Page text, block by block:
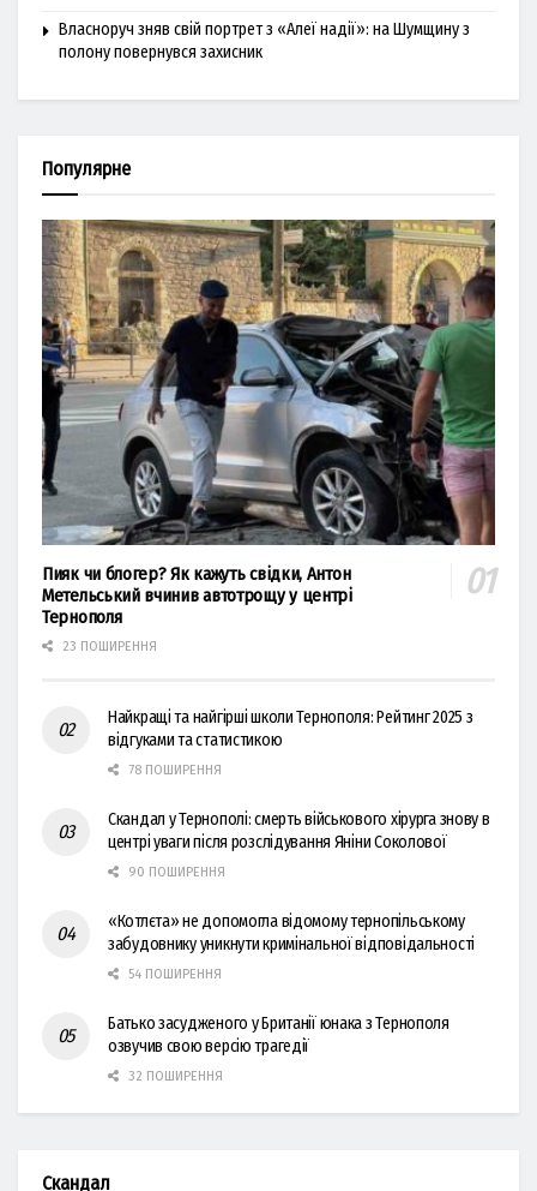
Власноруч зняв свій портрет з «Алеї надії»: на Шумщину з
полону повернувся захисник
Популярне
Пияк чи блогер? Як кажуть свідки, Антон
Метельський вчинив автотрощу у центрі
Тернополя
23 ПОШИРЕННЯ
Найкращі та найгірші школи Тернополя: Рейтинг 2025 з
відгуками та статистикою
78 ПОШИРЕННЯ
Скандал у Тернополі: смерть військового хірурга знову в
центрі уваги після розслідування Яніни Соколової
90 ПОШИРЕННЯ
«Котлєта» не допомогла відомому тернопільському
забудовнику уникнути кримінальної відповідальності
54 ПОШИРЕННЯ
Батько засудженого у Британії юнака з Тернополя
озвучив свою версію трагедії
32 ПОШИРЕННЯ
Скандал